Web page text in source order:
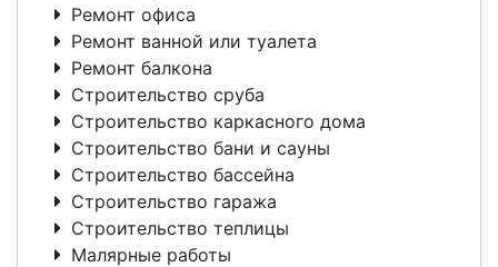
Ремонт офиса
Ремонт ванной или туалета
Ремонт балкона
Строительство сруба
Строительство каркасного дома
Строительство бани и сауны
Строительство бассейна
Строительство гаража
Строительство теплицы
Малярные работы